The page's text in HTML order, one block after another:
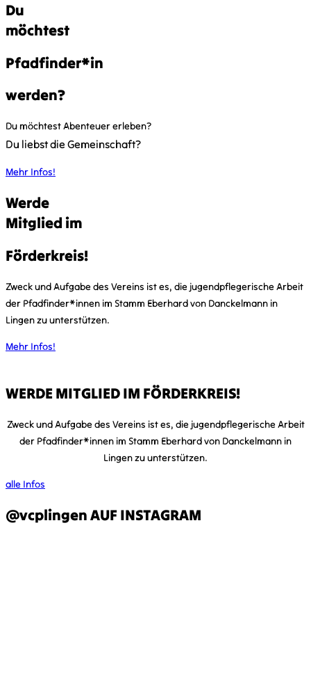
Du
möchtest
Pfadfinder*in
werden?
Du möchtest Abenteuer erleben?
Du liebst die Gemeinschaft?
Mehr Infos!
Werde
Mitglied im
Förderkreis!
Zweck und Aufgabe des Vereins ist es, die jugendpflegerische Arbeit
der Pfadfinder*innen im Stamm Eberhard von Danckelmann in
Lingen zu unterstützen.
Mehr Infos!
WERDE MITGLIED IM FÖRDERKREIS!
Zweck und Aufgabe des Vereins ist es, die jugendpflegerische Arbeit
der Pfadfinder*innen im Stamm Eberhard von Danckelmann in
Lingen zu unterstützen.
alle Infos
@vcplingen AUF INSTAGRAM